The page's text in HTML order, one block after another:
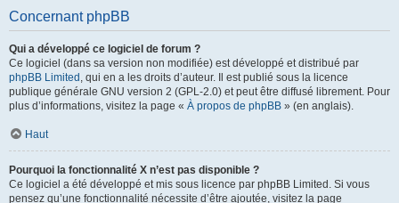
Concernant phpBB
Qui a développé ce logiciel de forum ?
Ce logiciel (dans sa version non modifiée) est développé et distribué par
phpBB Limited , qui en a les droits d’auteur. Il est publié sous la licence
publique générale GNU version 2 (GPL-2.0) et peut être diffusé librement. Pour
plus d’informations, visitez la page « À propos de phpBB » (en anglais).
Haut
Pourquoi la fonctionnalité X n’est pas disponible ?
Ce logiciel a été développé et mis sous licence par phpBB Limited. Si vous
pensez qu’une fonctionnalité nécessite d’être ajoutée, visitez la page